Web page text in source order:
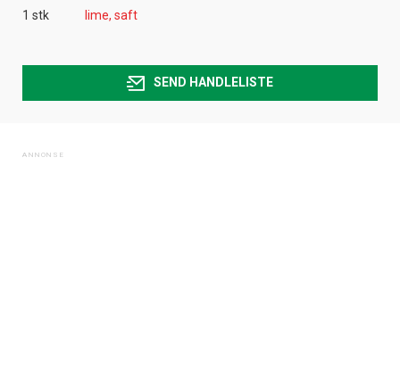
1 stk
lime, saft
SEND HANDLELISTE